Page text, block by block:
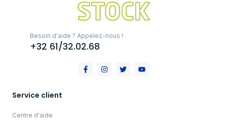
Besoin d'aide ? Appelez-nous !
+32 61/32.02.68
Service client
Centre d'aide